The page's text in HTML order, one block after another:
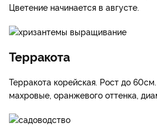
Цветение начинается в августе.
Терракота
Терракота корейская. Рост до
махровые, оранжевого оттенка,